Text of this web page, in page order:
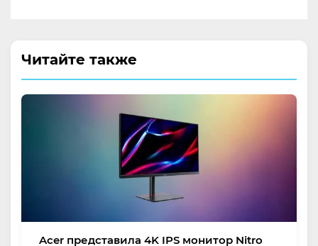
Читайте также
Acer представила 4K IPS монитор Nitro